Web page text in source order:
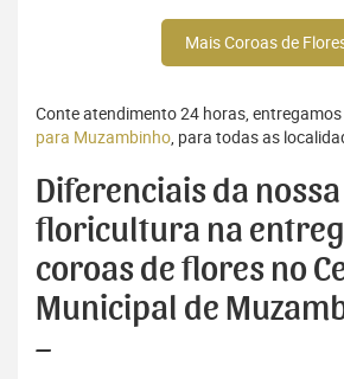
Mais Coroas de
Conte atendimento 24 horas, entregamos
para Muzambinho, para todas as
Diferenciais da nossa
floricultura na
coroas de flores no
Municipal de
–